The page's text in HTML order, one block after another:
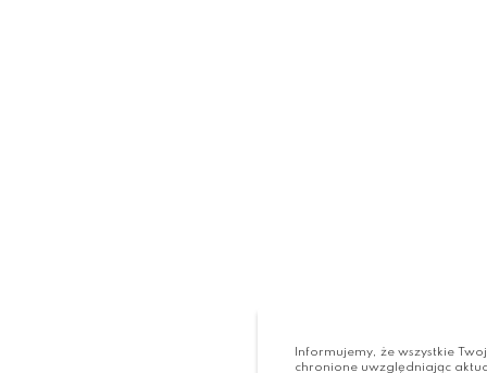
Informujemy, że wszystkie
chronione uwzględniając